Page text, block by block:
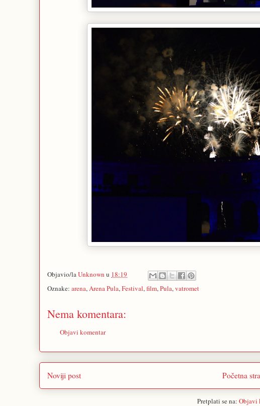
Objavio/laUnknown u 18:19
Oznake: arena,Arena Pula,Festival,film,Pula,vatromet
Nema komentara:
Objavi komentar
Noviji post Početna
Pretplati se na: Objavi